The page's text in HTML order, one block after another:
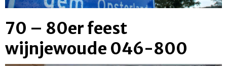
70 – 80er feest
wijnjewoude 046-800